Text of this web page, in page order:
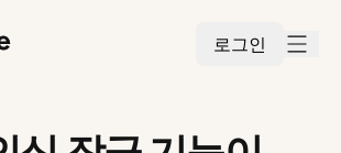
로그인